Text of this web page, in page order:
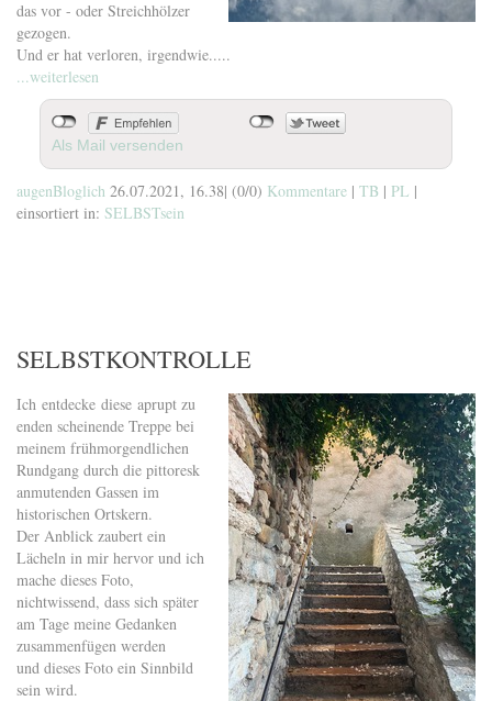
das vor - oder Streichhölzer
gezogen.
Und er hat verloren, irgendwie.....
...weiterlesen
Als Mail versenden
augenBloglich 26.07.2021, 16.38| (0/0) Kommentare | TB | PL |
einsortiert in: SELBSTsein
SELBSTKONTROLLE
Ich entdecke diese aprupt zu
enden scheinende Treppe bei
meinem frühmorgendlichen
Rundgang durch die pittoresk
anmutenden Gassen im
historischen Ortskern.
Der Anblick zaubert ein
Lächeln in mir hervor und ich
mache dieses Foto,
nichtwissend, dass sich später
am Tage meine Gedanken
zusammenfügen werden
und dieses Foto ein Sinnbild
sein wird.